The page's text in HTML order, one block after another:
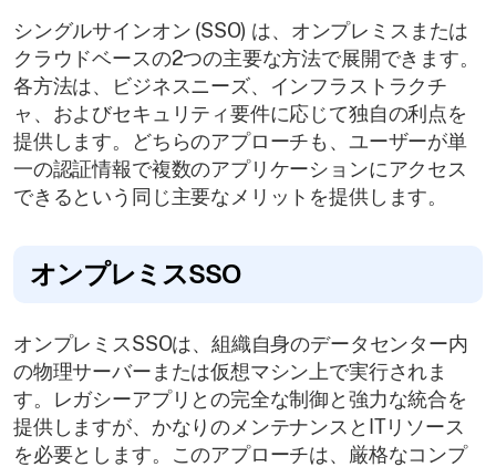
シングルサインオン (SSO) は、オンプレミスまたは
クラウドベースの2つの主要な方法で展開できます。
各方法は、ビジネスニーズ、インフラストラクチ
ャ、およびセキュリティ要件に応じて独自の利点を
提供します。どちらのアプローチも、ユーザーが単
一の認証情報で複数のアプリケーションにアクセス
できるという同じ主要なメリットを提供します。
オンプレミスSSO
オンプレミスSSOは、組織自身のデータセンター内
の物理サーバーまたは仮想マシン上で実行されま
す。レガシーアプリとの完全な制御と強力な統合を
提供しますが、かなりのメンテナンスとITリソース
を必要とします。このアプローチは、厳格なコンプ